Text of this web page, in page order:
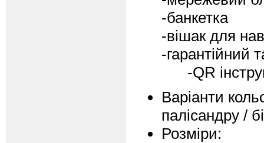
-банкетка
-вішак для
-гарантійний
-QR
Варіанти
палісандру /
Розміри: